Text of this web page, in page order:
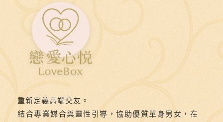
拼
成
雙
重新定義高端交友。
結合專業媒合與靈性引導，協助優質單身男女，在